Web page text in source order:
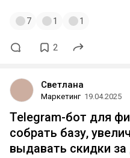
7 1 1
2
Светлана
Маркетинг 19.04.2025
Telegram-бот для
собрать базу,
выдавать скидки за